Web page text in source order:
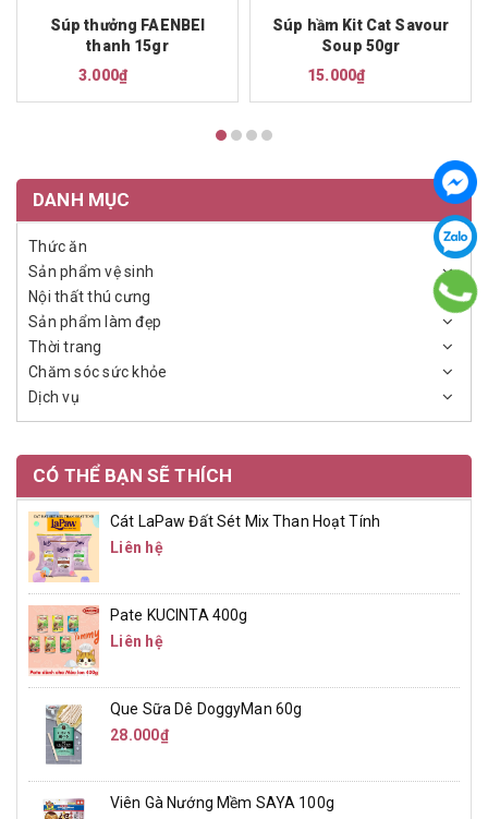
Súp thưởng FAENBEI
thanh 15gr
3.000₫
Súp hầm Kit Cat Savour
Soup 50gr
15.000₫
DANH MỤC
Thức ăn
Sản phẩm vệ sinh
Nội thất thú cưng
Sản phẩm làm đẹp
Thời trang
Chăm sóc sức khỏe
Dịch vụ
CÓ THỂ BẠN SẼ THÍCH
Cát LaPaw Đất Sét Mix Than Hoạt Tính
Liên hệ
Pate KUCINTA 400g
Liên hệ
Que Sữa Dê DoggyMan 60g
28.000₫
Viên Gà Nướng Mềm SAYA 100g